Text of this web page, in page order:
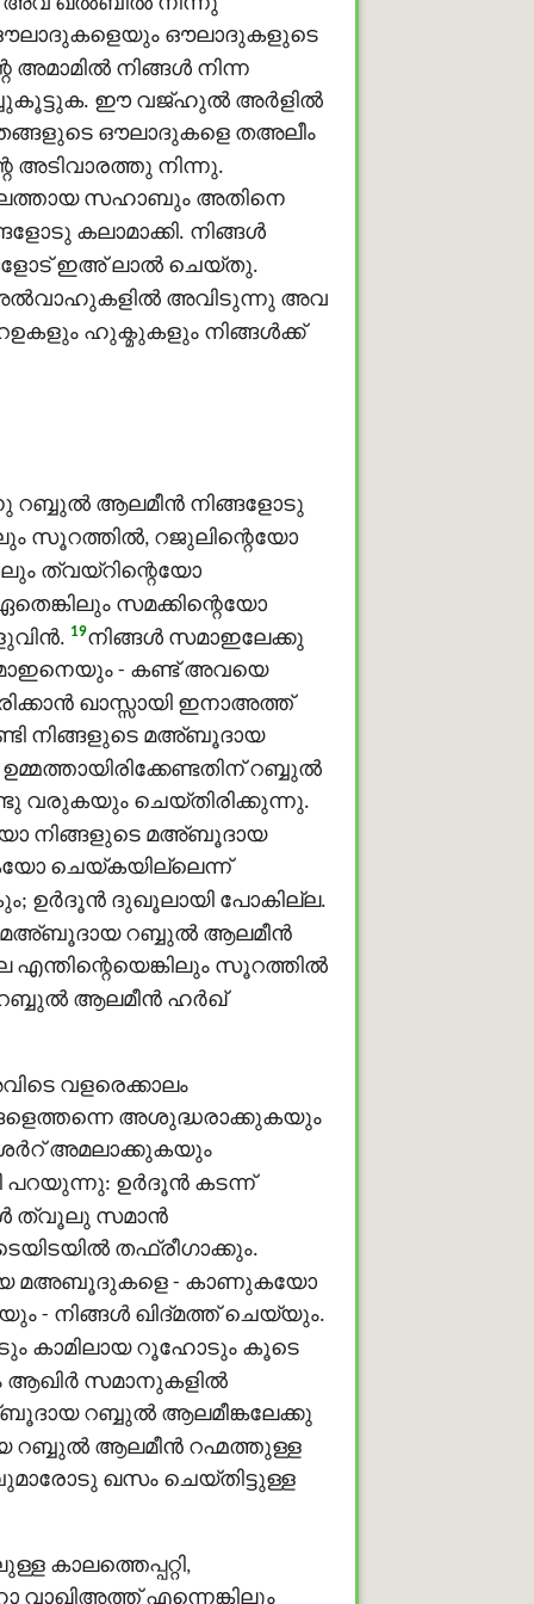
ഔലാദുകളെയും ഔലാദുകളുടെ
നിങ്ങള്‍ നിന്ന
ഈ വജ്ഹുൽ അർളിൽ
തങ്ങളുടെ ഔലാദുകളെ തഅലീം
അടിവാരത്തു നിന്നു.
സഹാബും അതിനെ
കലാമാക്കി. നിങ്ങള്‍
ഇഅ് ലാൽ ചെയ്തു.
അവിടുന്നു അവ
ഹുക്മുകളും നിങ്ങൾക്ക്
റബ്ബുൽ ആലമീൻ നിങ്ങളോടു
സൂറത്തില്‍, റജുലിന്റെയോ
ത്വയ്റിന്റെയോ
സമക്കിന്റെയോ
19നിങ്ങള്‍ സമാഇലേക്കു
- കണ്ട് അവയെ
ഖാസ്സായി ഇനാഅത്ത്
നിങ്ങളുടെ മഅ്ബൂദായ
റബ്ബുൽ
വരുകയും ചെയ്തിരിക്കുന്നു.
നിങ്ങളുടെ മഅ്ബൂദായ
ചെയ്കയില്ലെന്ന്
ഉർദൂന്‍ ദുഖൂലായി പോകില്ല.
മഅ്ബൂദായ റബ്ബുൽ ആലമീൻ
എന്തിന്റെയെങ്കിലും സൂറത്തില്‍
ആലമീൻ ഹർഖ്
വളരെക്കാലം
അശുദ്ധരാക്കുകയും
അമലാക്കുകയും
പറയുന്നു: ഉർദൂന്‍ കടന്ന്
ത്വൂലു സമാൻ
തഫ്രീഗാക്കും.
മഅബൂദുകളെ - കാണുകയോ
നിങ്ങള്‍ ഖിദ്മത്ത് ചെയ്യും.
കാമിലായ റൂഹോടും കൂടെ
ആഖിർ സമാനുകളിൽ
റബ്ബുൽ ആലമീങ്കലേക്കു
റബ്ബുൽ ആലമീൻ റഹ്മത്തുള്ള
ഖസം ചെയ്തിട്ടുള്ള
എന്നെങ്കിലും